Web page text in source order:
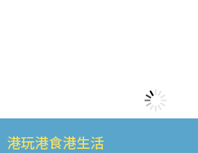
港玩港食港生活